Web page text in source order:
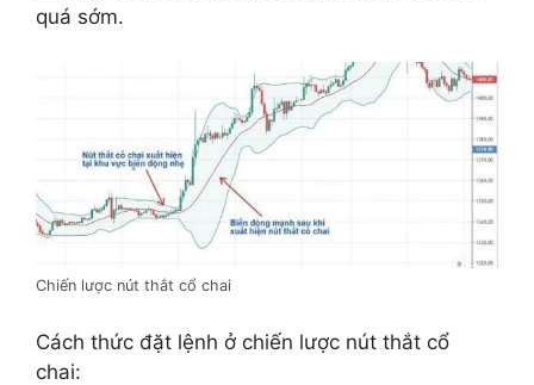
quá sớm.
Chiến lược nút thắt cổ chai
Cách thức đặt lệnh ở chiến lược nút thắt cổ
chai: